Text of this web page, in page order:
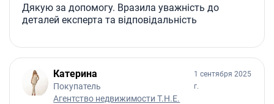
Дякую за допомогу. Вразила уважність до
деталей експерта та відповідальність
Катерина
Покупатель
Агентство недвижимости T.H.E.
1 сентября 2025
г.